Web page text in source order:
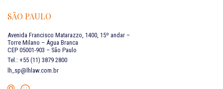
SÃO PAULO
Avenida Francisco Matarazzo, 1400, 15º andar –
Torre Milano – Água Branca
CEP 05001-903 – São Paulo
Tel.: +55 (11) 3879 2800
lh_sp@lhlaw.com.br